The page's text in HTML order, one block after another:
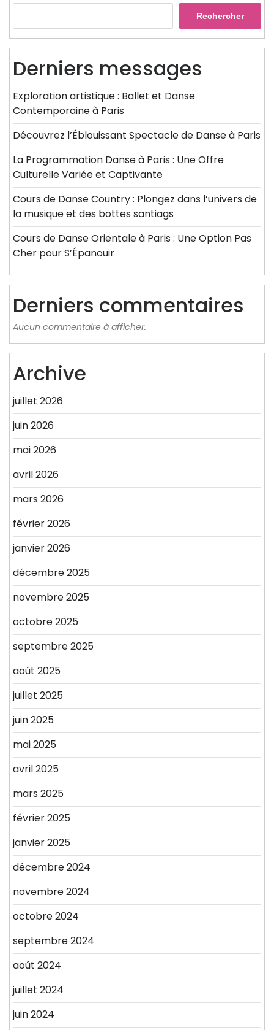
Rechercher
Derniers messages
Exploration artistique : Ballet et Danse
Contemporaine à Paris
Découvrez l’Éblouissant Spectacle de Danse à Paris
La Programmation Danse à Paris : Une Offre
Culturelle Variée et Captivante
Cours de Danse Country : Plongez dans l’univers de
la musique et des bottes santiags
Cours de Danse Orientale à Paris : Une Option Pas
Cher pour S’Épanouir
Derniers commentaires
Aucun commentaire à afficher.
Archive
juillet 2026
juin 2026
mai 2026
avril 2026
mars 2026
février 2026
janvier 2026
décembre 2025
novembre 2025
octobre 2025
septembre 2025
août 2025
juillet 2025
juin 2025
mai 2025
avril 2025
mars 2025
février 2025
janvier 2025
décembre 2024
novembre 2024
octobre 2024
septembre 2024
août 2024
juillet 2024
juin 2024